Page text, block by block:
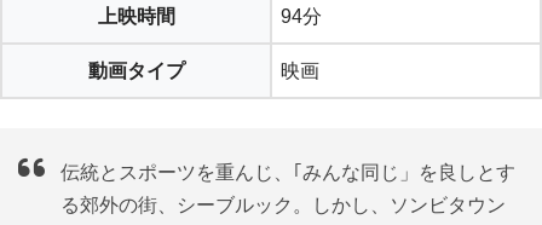
上映時間 94分
動画タイプ 映画
伝統とスポーツを重んじ、｢みんな同じ」を良しとす
る郊外の街、シーブルック。しかし、ソンビタウン